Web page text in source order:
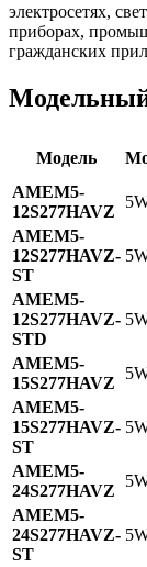
электросетях,
приборах,
гражданских
Модель
AMEM5-
12S277HAVZ
AMEM5-
12S277HAVZ-
ST
AMEM5-
12S277HAVZ-
STD
AMEM5-
15S277HAVZ
AMEM5-
15S277HAVZ-
ST
AMEM5-
24S277HAVZ
AMEM5-
24S277HAVZ-
ST